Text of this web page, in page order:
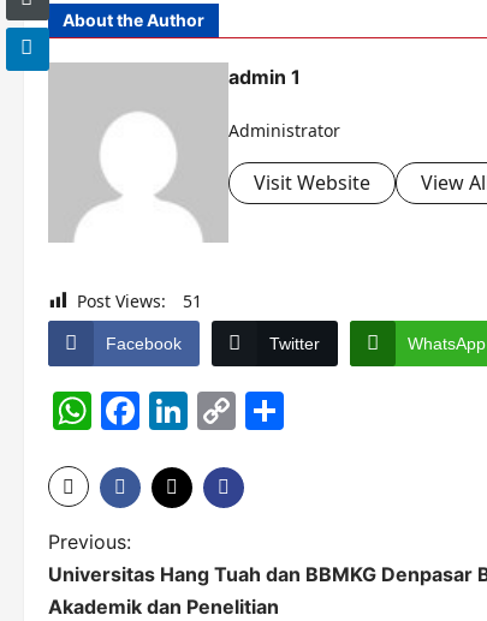
About the Author
admin 1
Administrator
Visit Website View
Post Views: 51
Facebook Twitter WhatsApp
WhatsApp
Facebook
LinkedIn
Copy
P
o
Previous:
Universitas Hang Tuah dan BBMKG Denpasar
Akademik dan Penelitian